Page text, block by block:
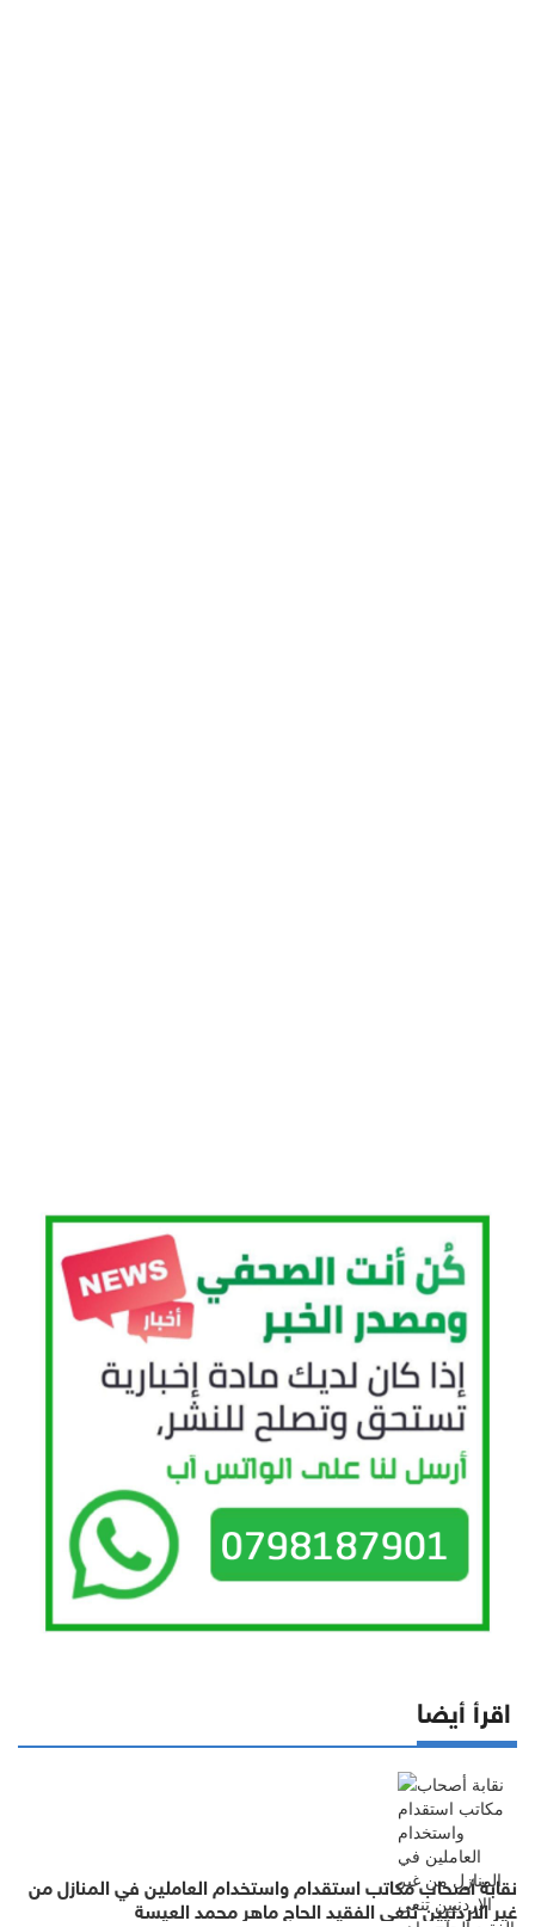
اقرأ أيضا
نقابة أصحاب مكاتب استقدام واستخدام العاملين في المنازل من
غير الاردنيين تنعى الفقيد الحاج ماهر محمد العيسة